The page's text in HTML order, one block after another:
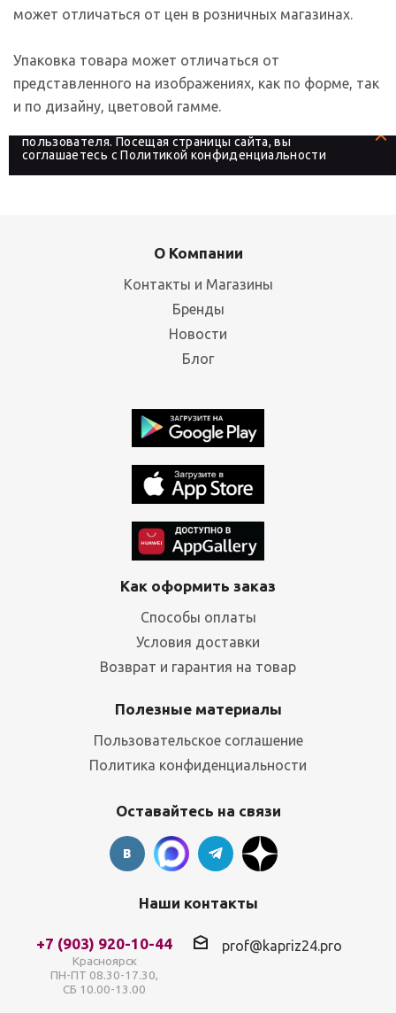
может отличаться от цен в розничных магазинах.
Упаковка товара может отличаться от
представленного на изображениях, как по форме, так
и по дизайну, цветовой гамме.
На сайте используются файлы cookies, которые его
пользователя. Посещая страницы сайта, вы
соглашаетесь сПолитикой конфиденциальности
О Компании
Контакты и Магазины
Бренды
Новости
Блог
Как оформить заказ
Способы оплаты
Условия доставки
Возврат и гарантия на товар
Полезные материалы
Пользовательское соглашение
Политика конфиденциальности
Оставайтесь на связи
Наши контакты
+7 (903) 920-10-44
Красноярск
ПН-ПТ 08.30-17.30,
СБ 10.00-13.00
prof@kapriz24.pro